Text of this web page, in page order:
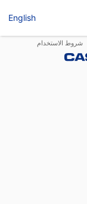
English
شروط الاستخدام